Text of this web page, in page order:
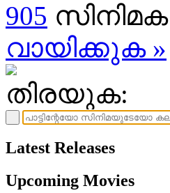
905
വായിക്കുക »
തിരയുക:
Latest Releases
Upcoming Movies